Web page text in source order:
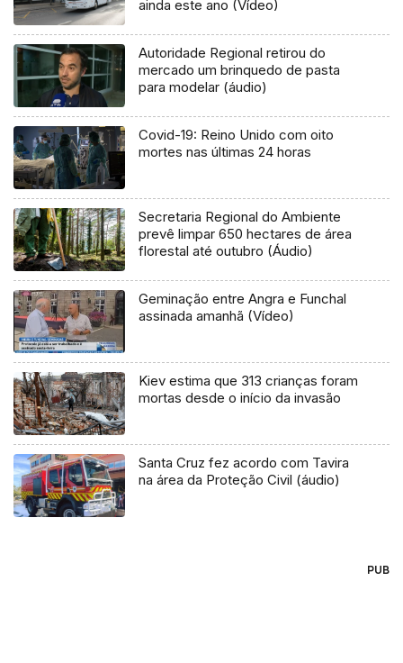
ainda este ano (Vídeo)
Autoridade Regional retirou do
mercado um brinquedo de pasta
para modelar (áudio)
Covid-19: Reino Unido com oito
mortes nas últimas 24 horas
Secretaria Regional do Ambiente
prevê limpar 650 hectares de área
florestal até outubro (Áudio)
Geminação entre Angra e Funchal
assinada amanhã (Vídeo)
Kiev estima que 313 crianças foram
mortas desde o início da invasão
Santa Cruz fez acordo com Tavira
na área da Proteção Civil (áudio)
PUB